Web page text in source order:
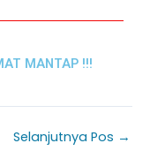
MANTAP !!!
Selanjutnya Pos →